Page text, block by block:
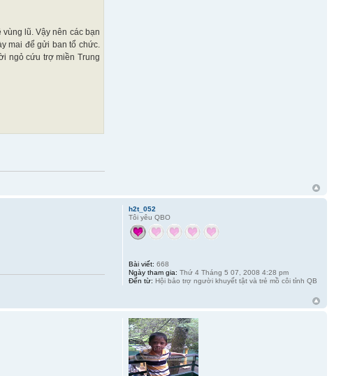
lũ. Vậy nên các bạn
mai để gửi ban tổ chức.
ngỏ cứu trợ miền Trung
h2t_052
Tôi yêu QBO
Bài viết: 668
Ngày tham gia: Thứ 4 Tháng 5 07, 2008 4:28 pm
Đến từ: Hội bảo trợ người khuyết tật và trẻ mồ côi tỉnh QB